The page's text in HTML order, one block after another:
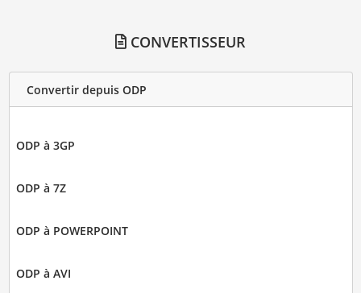
CONVERTISSEUR
Convertir depuis ODP
ODP à 3GP
ODP à 7Z
ODP à POWERPOINT
ODP à AVI